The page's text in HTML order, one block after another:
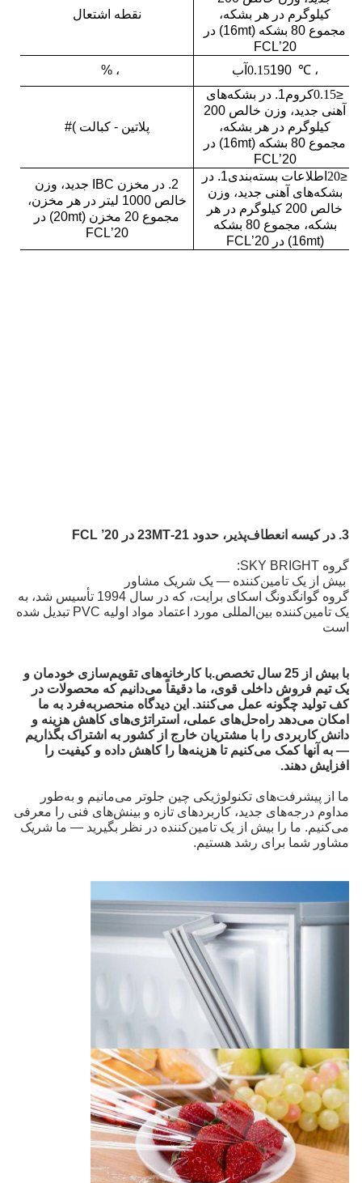
کیلوگرم در هر بشکه،
مجموع 80 بشکه (16mt) در
20’FCL
نقطه اشتعال
، ℃ 0.15190 آب
، %
≤
0.15کروم
1. در بشکه‌های
آهنی جدید، وزن خالص 200
کیلوگرم در هر بشکه،
مجموع 80 بشکه (16mt) در
20’FCL
پلاتین - کبالت )#
≤
20 اطلاعات بسته‌بندی
1. در
بشکه‌های آهنی جدید، وزن
خالص 200 کیلوگرم در هر
بشکه، مجموع 80 بشکه
(16mt) در 20’FCL
2. در مخزن IBC جدید، وزن
خالص 1000 لیتر در هر مخزن،
مجموع 20 مخزن (20mt) در
20’FCL
3. در کیسه انعطاف‌پذیر، حدود 21-23MT در 20’ FCL
گروه SKY BRIGHT:
بیش از یک تامین‌کننده — یک شریک مشاور
گروه گوانگدونگ اسکای برایت، که در سال 1994 تأسیس شد، به
یک تامین‌کننده بین‌المللی مورد اعتماد مواد اولیه PVC تبدیل شده
است
با بیش از 25 سال تخصص.
با کارخانه‌های تقویم‌سازی خودمان و
یک تیم فروش داخلی قوی، ما دقیقاً می‌دانیم که محصولات در
کف تولید چگونه عمل می‌کنند. این دیدگاه منحصربه‌فرد به ما
امکان می‌دهد راه‌حل‌های عملی، استراتژی‌های کاهش هزینه و
دانش کاربردی را با مشتریان خارج از کشور به اشتراک بگذاریم
— به آنها کمک می‌کنیم تا هزینه‌ها را کاهش داده و کیفیت را
افزایش دهند.
ما از پیشرفت‌های تکنولوژیکی چین جلوتر می‌مانیم و به‌طور
مداوم درجه‌های جدید، کاربردهای تازه و بینش‌های فنی را معرفی
می‌کنیم. ما را بیش از یک تامین‌کننده در نظر بگیرید — ما شریک
مشاور شما برای رشد هستیم.